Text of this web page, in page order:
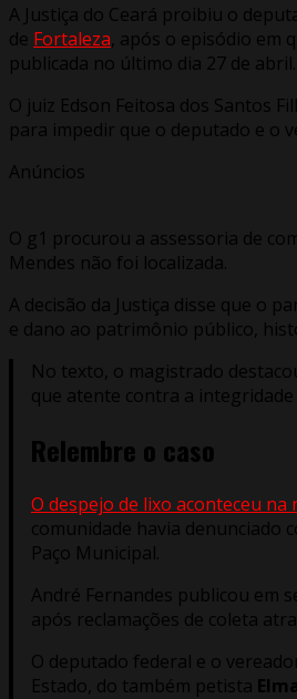
A Justiça do Ceará proibiu o
de Fortaleza , após o episódio em
publicada no último dia 27 de abril.
O juiz Edson Feitosa dos Santos
para impedir que o deputado e o
Anúncios
O g1 procurou a assessoria de
Mendes não foi localizada.
A decisão da Justiça disse que o
e dano ao patrimônio público,
No texto, o magistrado
que atente contra a
Relembre o caso
O despejo de lixo aconteceu na
comunidade havia denunciado
Paço Municipal.
André Fernandes publicou em
após reclamações de coleta
O deputado federal e o
Estado, do também petista